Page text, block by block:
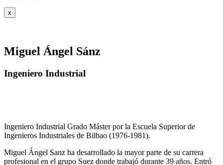
x
Miguel Ángel Sánz
Ingeniero Industrial
Ingeniero Industrial Grado Máster por la Escuela Superior de
Ingenieros Industriales de Bilbao (1976-1981).
Miguel Ángel Sanz ha desarrollado la mayor parte de su carrera
profesional en el grupo Suez donde trabajó durante 39 años. Entró